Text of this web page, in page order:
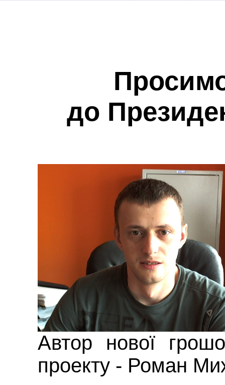
до
Автор нової
проекту - Роман